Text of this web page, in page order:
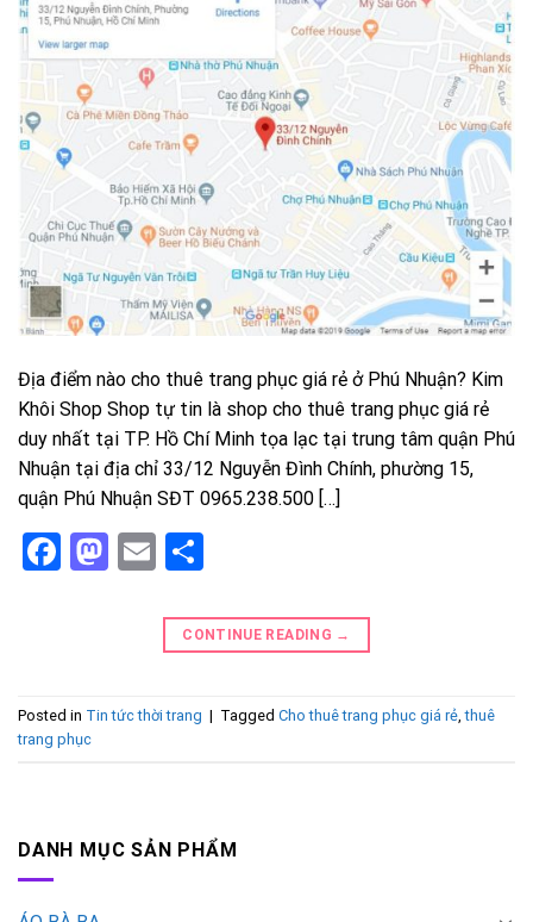
Địa điểm nào cho thuê trang phục giá rẻ ở Phú Nhuận? Kim
Khôi Shop Shop tự tin là shop cho thuê trang phục giá rẻ
duy nhất tại TP. Hồ Chí Minh tọa lạc tại trung tâm quận Phú
Nhuận tại địa chỉ 33/12 Nguyễn Đình Chính, phường 15,
quận Phú Nhuận SĐT 0965.238.500 […]
Facebook
Mastodon
Email
CONTINUE READING →
Posted in Tin tức thời trang | Tagged Cho thuê trang phục giá rẻ,thuê
trang phục
DANH MỤC SẢN PHẨM